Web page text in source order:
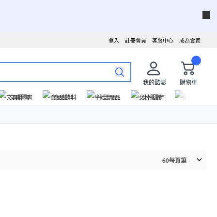
成為賣家
客服中心
註冊會員
登入
我的酷澎
購物車
文具圖書
食品飲料 生活用品 女性服飾
60每頁筆